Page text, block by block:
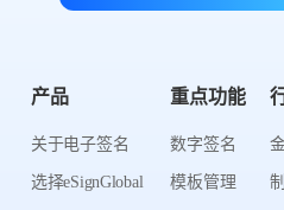
产品
关于电子签名
选择eSignGlobal
重点功能
数字签名
模板管理